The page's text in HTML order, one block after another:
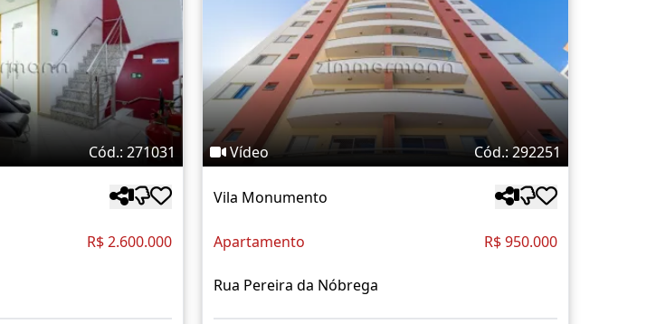
Cód.: 271031
R$ 2.600.000
Vídeo Cód.: 292251
Vila Monumento
Apartamento R$ 950.000
Rua Pereira da Nóbrega